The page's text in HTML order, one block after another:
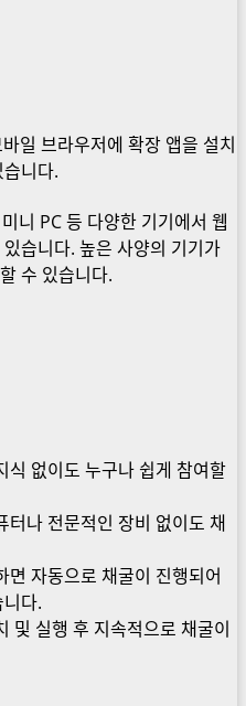
일 브라우저에 확장 앱을 설치
니다.
니 PC 등 다양한 기기에서 웹
습니다. 높은 사양의 기기가
수 있습니다.
식 없이도 누구나 쉽게 참여할
터나 전문적인 장비 없이도 채
면 자동으로 채굴이 진행되어
다.
및 실행 후 지속적으로 채굴이